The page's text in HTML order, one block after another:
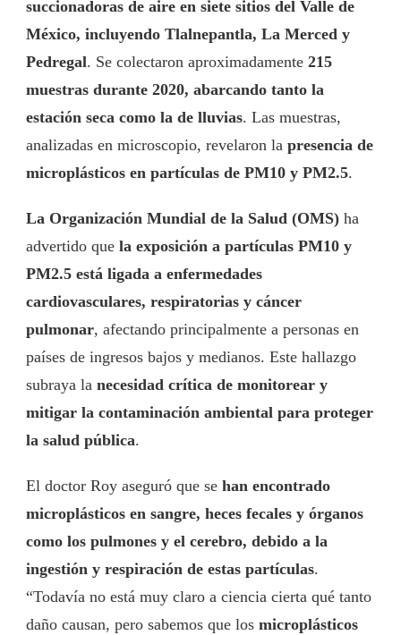
succionadoras de aire en siete sitios del Valle de
México, incluyendo Tlalnepantla, La Merced y
Pedregal. Se colectaron aproximadamente 215
muestras durante 2020, abarcando tanto la
estación seca como la de lluvias. Las muestras,
analizadas en microscopio, revelaron la presencia de
microplásticos en partículas de PM10 y PM2.5.
La Organización Mundial de la Salud (OMS) ha
advertido que la exposición a partículas PM10 y
PM2.5 está ligada a enfermedades
cardiovasculares, respiratorias y cáncer
pulmonar, afectando principalmente a personas en
países de ingresos bajos y medianos. Este hallazgo
subraya la necesidad crítica de monitorear y
mitigar la contaminación ambiental para proteger
la salud pública.
El doctor Roy aseguró que se han encontrado
microplásticos en sangre, heces fecales y órganos
como los pulmones y el cerebro, debido a la
ingestión y respiración de estas partículas.
“Todavía no está muy claro a ciencia cierta qué tanto
daño causan, pero sabemos que los microplásticos